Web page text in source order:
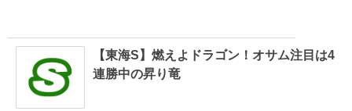
【東海S】燃えよドラゴン！オサム注目は4
連勝中の昇り竜